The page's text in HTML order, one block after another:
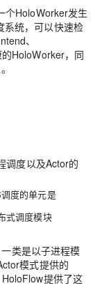
个HoloWorker发生
系统，可以快速检
、
HoloWorker，同
调度以及Actor的
度的单元是
式调度模块
类是以子进程模
模式提供的
提供了这